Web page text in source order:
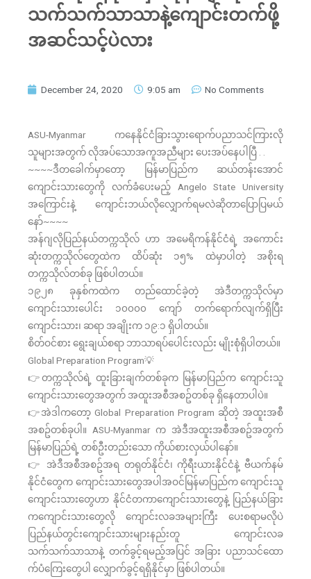
သက်သက်သာသာနဲ့ကျောင်းတက်ဖို့
အဆင်သင့်ပဲလား
December 24, 2020 9:05 am No Comments
ASU-Myanmar ကနေနိုင်ငံခြားသွားရောက်ပညာသင်ကြားလို
သူများအတွက် လိုအပ်သောအကူအညီများ ပေးအပ်နေပါပြီ . .
~~~~ဒီတခေါက်မှာတော့ မြန်မာပြည်က ဆယ်တန်းအောင်
ကျောင်းသားတွေကို လက်ခံပေးမည့် Angelo State University
အကြောင်းနဲ့ ကျောင်းဘယ်လိုလျှောက်ရမလဲဆိုတာပြောပြမယ်
နော်~~~~
အန်ဂျလိုပြည်နယ်တက္ကသိုလ် ဟာ အမေရိကန်နိုင်ငံရဲ့ အကောင်း
ဆုံးတက္ကသိုလ်တွေထဲက ထိပ်ဆုံး ၁၅% ထဲမှာပါတဲ့ အစိုးရ
တက္ကသိုလ်တစ်ခု ဖြစ်ပါတယ်။
၁၉၂၈ ခုနှစ်ကထဲက တည်ထောင်ခဲ့တဲ့ အဲဒီတက္ကသိုလ်မှာ
ကျောင်းသားပေါင်း ၁၀၀၀၀ ကျော် တက်ရောက်လျက်ရှိပြီး
ကျောင်းသား၊ ဆရာ အချိုးက ၁၉:၁ ရှိပါတယ်။
စိတ်ဝင်စား ရွေးချယ်စရာ ဘာသာရပ်ပေါင်းလည်း မျိုးစုံရှိပါတယ်။
Global Preparation Program💡
👉တက္ကသိုလ်ရဲ့ ထူးခြားချက်တစ်ခုက မြန်မာပြည်က ကျောင်းသူ
ကျောင်းသားတွေအတွက် အထူးအစီအစဥ်တစ်ခု ရှိနေတာပါပဲ။
👉အဲဒါကတော့ Global Preparation Program ဆိုတဲ့ အထူးအစီ
အစဥ်တစ်ခုပါ။ ASU-Myanmar က အဲဒီအထူးအစီအစဥ်အတွက်
မြန်မာပြည်ရဲ့ တစ်ဦးတည်းသော ကိုယ်စားလှယ်ပါနော်။
👉 အဲဒီအစီအစဥ်အရ တရုတ်နိုင်ငံ၊ ကိုရီးယားနိုင်ငံနဲ့ ဗီယက်နမ်
နိုင်ငံတွေက ကျောင်းသားတွေအပါအဝင်မြန်မာပြည်က ကျောင်းသူ
ကျောင်းသားတွေဟာ နိုင်ငံတကာကျောင်းသားတွေနဲ့ ပြည်နယ်ခြား
ကကျောင်းသားတွေလို ကျောင်းလခအများကြီး ပေးစရာမလိုပဲ
ပြည်နယ်တွင်းကျောင်းသားများနည်းတူ ကျောင်းလခ
သက်သက်သာသာနဲ့ တက်ခွင့်ရမည့်အပြင် အခြား ပညာသင်ထော
က်ပံကြေးတွေပါ လျှောက်ခွင့်ရရှိနိုင်မှာ ဖြစ်ပါတယ်။